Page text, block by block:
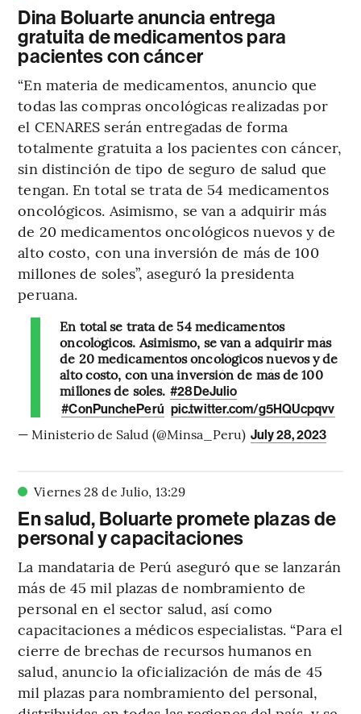
Dina Boluarte anuncia entrega
gratuita de medicamentos para
pacientes con cáncer
“En materia de medicamentos, anuncio que
todas las compras oncológicas realizadas por
el CENARES serán entregadas de forma
totalmente gratuita a los pacientes con cáncer,
sin distinción de tipo de seguro de salud que
tengan. En total se trata de 54 medicamentos
oncológicos. Asimismo, se van a adquirir más
de 20 medicamentos oncológicos nuevos y de
alto costo, con una inversión de más de 100
millones de soles”, aseguró la presidenta
peruana.
En total se trata de 54 medicamentos
oncológicos. Asimismo, se van a adquirir más
de 20 medicamentos oncológicos nuevos y de
alto costo, con una inversión de más de 100
millones de soles. #28DeJulio
#ConPunchePerú pic.twitter.com/g5HQUcpqvv
— Ministerio de Salud (@Minsa_Peru) July 28, 2023
Viernes 28 de Julio, 13:29
En salud, Boluarte promete plazas de
personal y capacitaciones
La mandataria de Perú aseguró que se lanzarán
más de 45 mil plazas de nombramiento de
personal en el sector salud, así como
capacitaciones a médicos especialistas. “Para el
cierre de brechas de recursos humanos en
salud, anuncio la oficialización de más de 45
mil plazas para nombramiento del personal,